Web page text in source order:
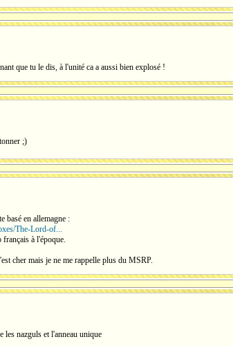
que tu le dis, à l'unité ca a aussi bien explosé !
;)
basé en allemagne :
The-Lord-of...
à l'époque.
cher mais je ne me rappelle plus du MSRP.
les nazguls et l'anneau unique